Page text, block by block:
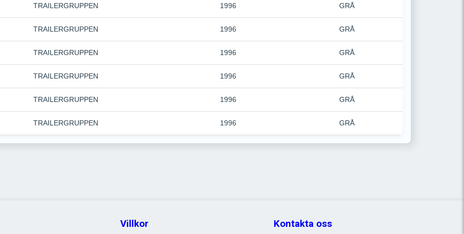
TRAILERGRUPPEN 1996 GRÅ
TRAILERGRUPPEN 1996 GRÅ
TRAILERGRUPPEN 1996 GRÅ
TRAILERGRUPPEN 1996 GRÅ
TRAILERGRUPPEN 1996 GRÅ
TRAILERGRUPPEN 1996 GRÅ
Villkor Kontakta oss